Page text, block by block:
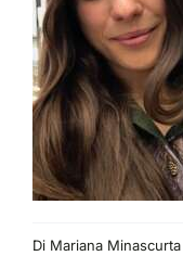
Di Mariana Minascurta